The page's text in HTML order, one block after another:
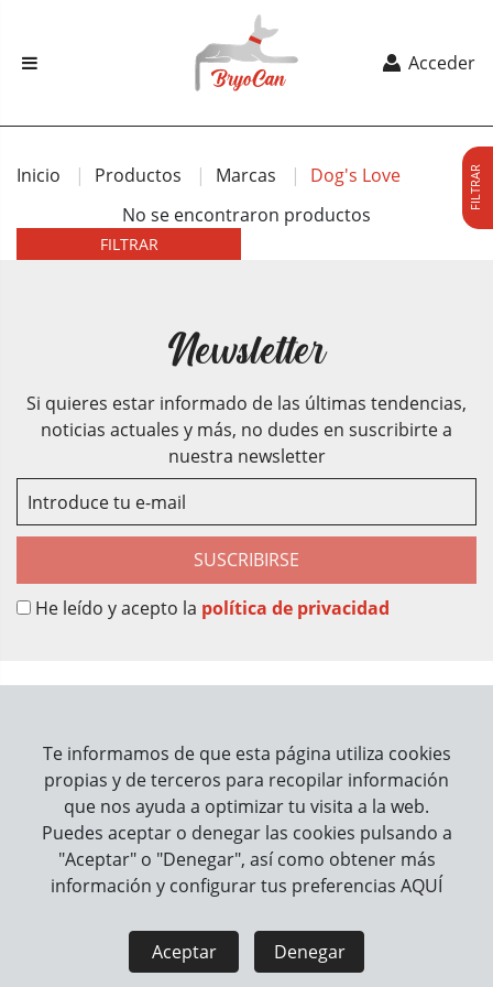
Acceder
Inicio Productos Marcas
Dog's Love
No se encontraron productos
FILTRAR
FILTRAR
Newsletter
Si quieres estar informado de las últimas tendencias,
noticias actuales y más, no dudes en suscribirte a
nuestra newsletter
SUSCRIBIRSE
He leído y acepto la política de privacidad
Información
Cómo trabajamos
Información legal
Política de Privacidad
Política de Cookies
Te informamos de que esta página utiliza cookies
propias y de terceros para recopilar información
que nos ayuda a optimizar tu visita a la web.
Puedes aceptar o denegar las cookies pulsando a
"Aceptar" o "Denegar", así como obtener más
información y configurar tus preferencias AQUÍ
Aceptar Denegar